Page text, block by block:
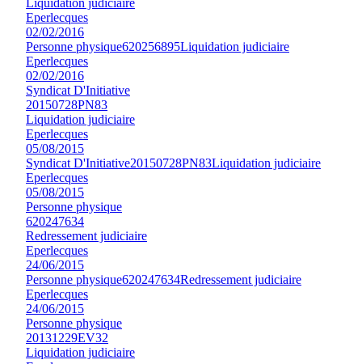
Eperlecques
02/02/2016
Personne physique620256895Liquidation judiciaire
Eperlecques
02/02/2016
Syndicat D'Initiative
20150728PN83
Liquidation judiciaire
Eperlecques
05/08/2015
Syndicat D'Initiative20150728PN83Liquidation judiciaire
Eperlecques
05/08/2015
Personne physique
620247634
Redressement judiciaire
Eperlecques
24/06/2015
Personne physique620247634Redressement judiciaire
Eperlecques
24/06/2015
Personne physique
20131229EV32
Liquidation judiciaire